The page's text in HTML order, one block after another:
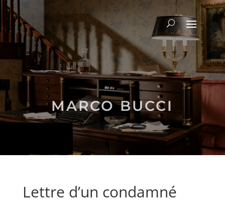
MARCO BUCCI
Lettre d’un condamné